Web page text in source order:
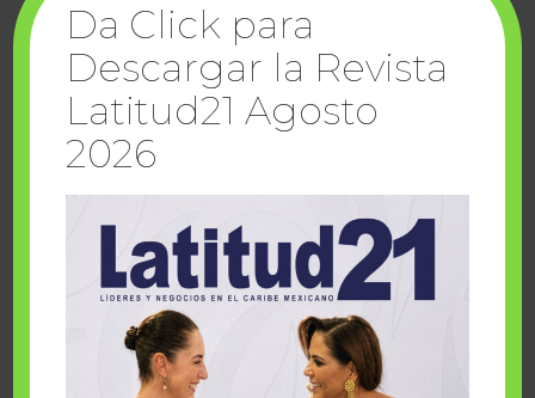
Cuando la solidaridad inspira; cumplen
sueños Fairmont Mayakoba y Make-A-Wish
Da Click para
Descargar la Revista
Latitud21 Agosto
2026